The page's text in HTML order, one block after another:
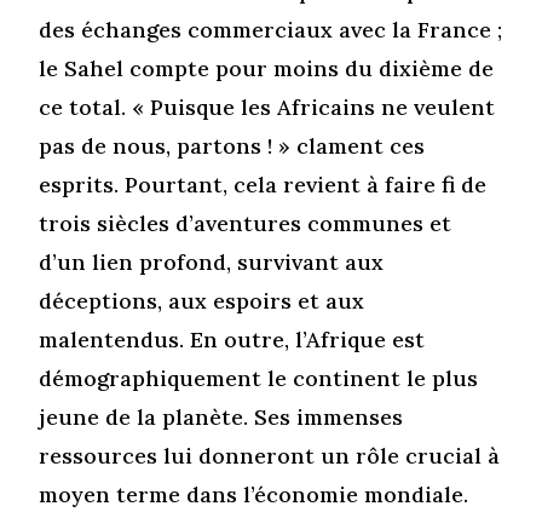
des échanges commerciaux avec la France ;
le Sahel compte pour moins du dixième de
ce total. « Puisque les Africains ne veulent
pas de nous, partons ! » clament ces
esprits. Pourtant, cela revient à faire fi de
trois siècles d’aventures communes et
d’un lien profond, survivant aux
déceptions, aux espoirs et aux
malentendus. En outre, l’Afrique est
démographiquement le continent le plus
jeune de la planète. Ses immenses
ressources lui donneront un rôle crucial à
moyen terme dans l’économie mondiale.